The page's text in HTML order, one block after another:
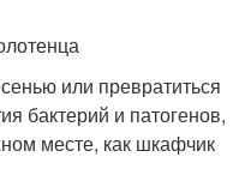
или превратиться
бактерий и патогенов,
месте, как шкафчик